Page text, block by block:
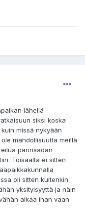
lähellä
siksi koska
missä nykyään
mahdollisuutta meillä
parinsadan
Toisaalta ei sitten
oli sitten kuitenkin
yksityisyyttä ja näin
aikaa ihan vaan